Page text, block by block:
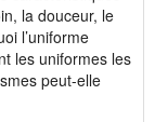
la douceur, le
l’uniforme
les uniformes les
peut-elle